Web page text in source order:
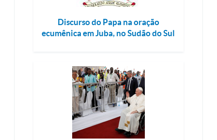
Discurso do Papa na oração
ecumênica em Juba, no Sudão do Sul